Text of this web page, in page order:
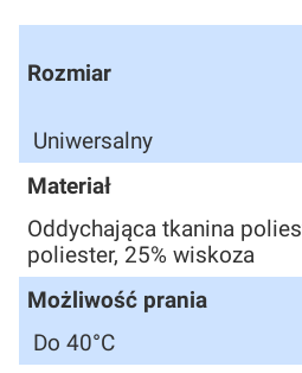
Rozmiar
Uniwersalny
Materiał
Oddychająca tkanina
poliester, 25% wiskoza
Możliwość prania
Do 40°C